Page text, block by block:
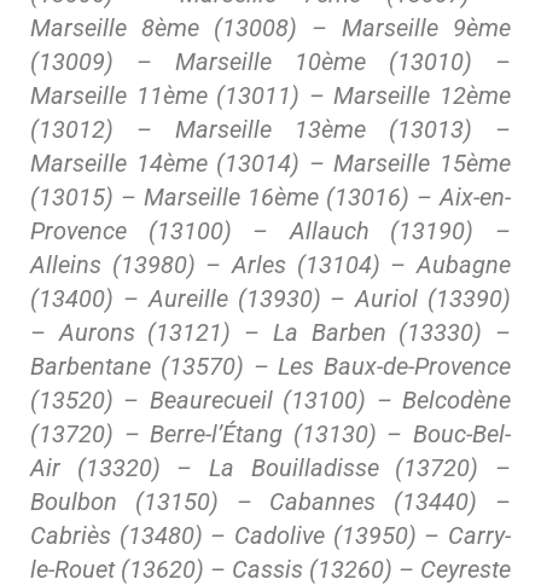
Marseille 8ème (13008) – Marseille 9ème
(13009) – Marseille 10ème (13010) –
Marseille 11ème (13011) – Marseille 12ème
(13012) – Marseille 13ème (13013) –
Marseille 14ème (13014) – Marseille 15ème
(13015) – Marseille 16ème (13016) – Aix-en-
Provence (13100) – Allauch (13190) –
Alleins (13980) – Arles (13104) – Aubagne
(13400) – Aureille (13930) – Auriol (13390)
– Aurons (13121) – La Barben (13330) –
Barbentane (13570) – Les Baux-de-Provence
(13520) – Beaurecueil (13100) – Belcodène
(13720) – Berre-l’Étang (13130) – Bouc-Bel-
Air (13320) – La Bouilladisse (13720) –
Boulbon (13150) – Cabannes (13440) –
Cabriès (13480) – Cadolive (13950) – Carry-
le-Rouet (13620) – Cassis (13260) – Ceyreste